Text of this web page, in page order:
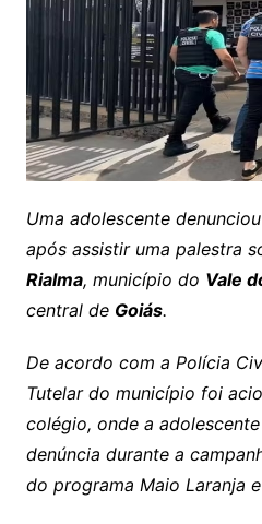
Uma adolescente
após assistir uma palestra
Rialma, município do Vale
central de Goiás.
De acordo com a Polícia
Tutelar do município foi
colégio, onde a
denúncia durante a
do programa Maio Laranja